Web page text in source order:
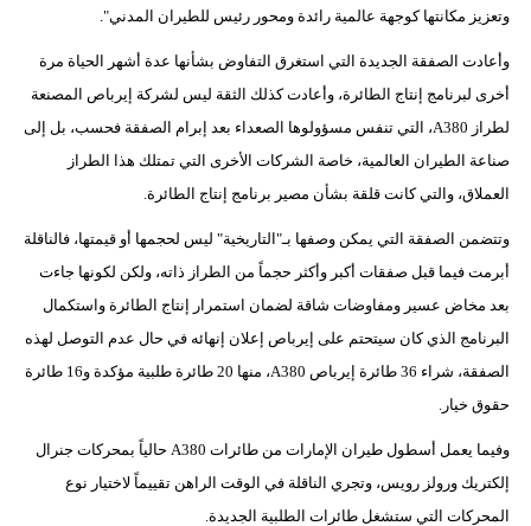
وتعزيز مكانتها كوجهة عالمية رائدة ومحور رئيس للطيران المدني".
وأعادت الصفقة الجديدة التي استغرق التفاوض بشأنها عدة أشهر الحياة مرة
أخرى لبرنامج إنتاج الطائرة، وأعادت كذلك الثقة ليس لشركة إيرباص المصنعة
لطراز A380، التي تنفس مسؤولوها الصعداء بعد إبرام الصفقة فحسب، بل إلى
صناعة الطيران العالمية، خاصة الشركات الأخرى التي تمتلك هذا الطراز
العملاق، والتي كانت قلقة بشأن مصير برنامج إنتاج الطائرة.
وتتضمن الصفقة التي يمكن وصفها بـ"التاريخية" ليس لحجمها أو قيمتها، فالناقلة
أبرمت فيما قبل صفقات أكبر وأكثر حجماً من الطراز ذاته، ولكن لكونها جاءت
بعد مخاض عسير ومفاوضات شاقة لضمان استمرار إنتاج الطائرة واستكمال
البرنامج الذي كان سيتحتم على إيرباص إعلان إنهائه في حال عدم التوصل لهذه
الصفقة، شراء 36 طائرة إيرباص A380، منها 20 طائرة طلبية مؤكدة و16 طائرة
حقوق خيار.
وفيما يعمل أسطول طيران الإمارات من طائرات A380 حالياً بمحركات جنرال
إلكتريك ورولز رويس، وتجري الناقلة في الوقت الراهن تقييماً لاختيار نوع
المحركات التي ستشغل طائرات الطلبية الجديدة.